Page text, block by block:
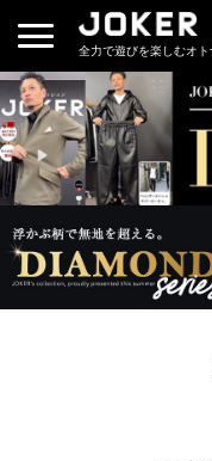
全力で遊びを楽しむオト